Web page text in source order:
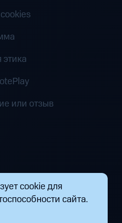
cookie для
сайта.
или отзыв
распределенных
защищены